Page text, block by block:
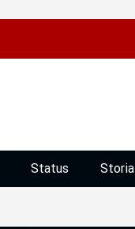
Status Storia